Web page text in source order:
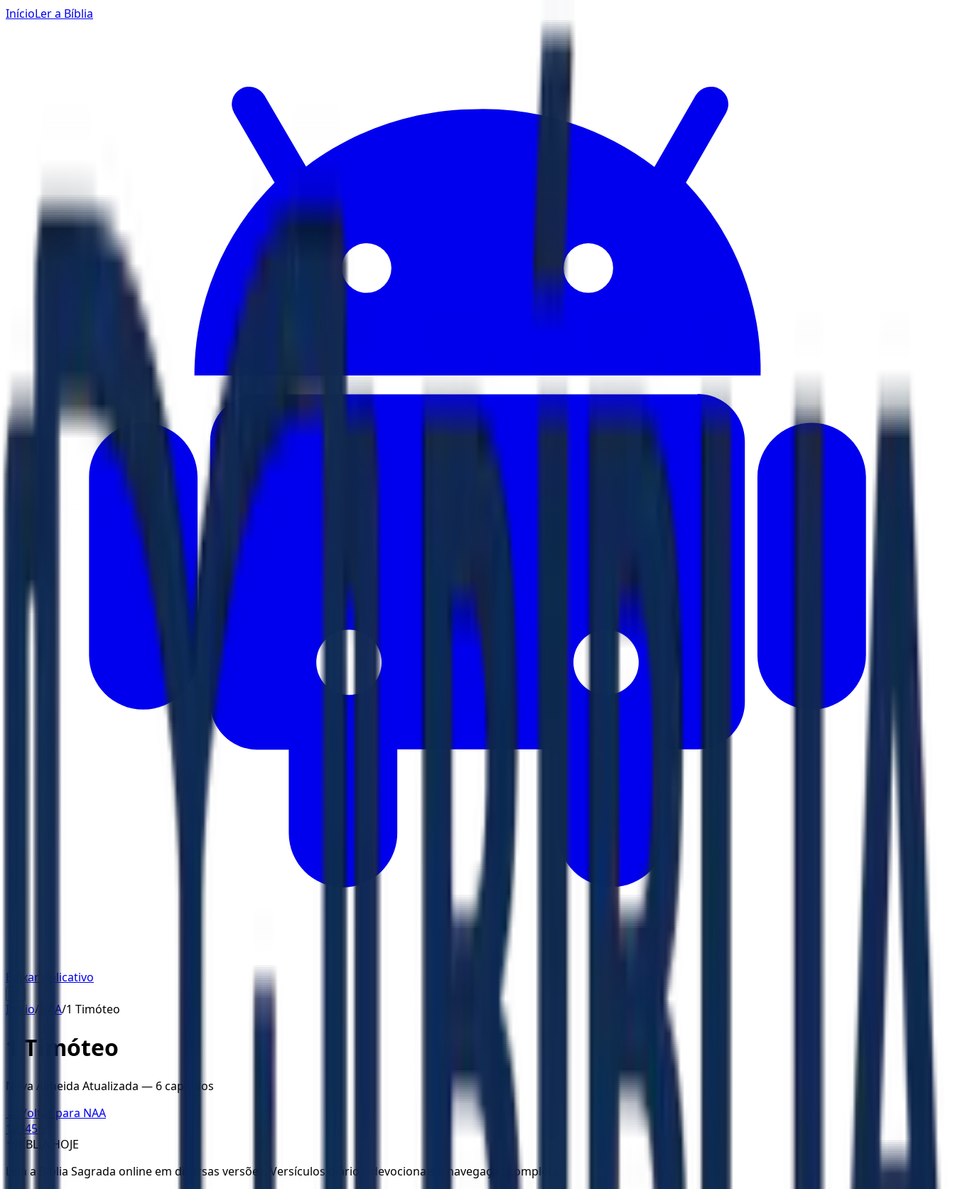
InícioLer a Bíblia
Baixar Aplicativo
Início/ NAA/1 Timóteo
1 Timóteo
Nova Almeida Atualizada — 6capítulos
← Voltar para NAA
1
45
BÍBLIA HOJE
Leia a Bíblia Sagrada online em diversas versões. Versículos diários, devocionais e navegação completa.